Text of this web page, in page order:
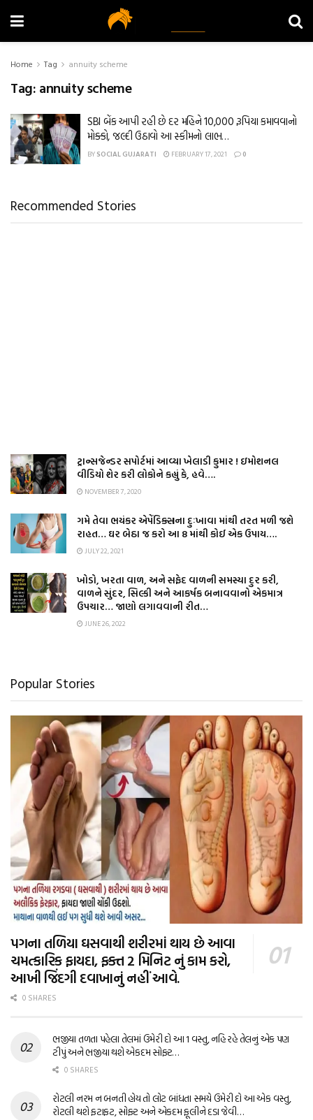
Home Tag annuity scheme
Tag: annuity scheme
SBI બેંક આપી રહી છે દર મહિને 10,000 રૂપિયા કમાવવાનો
મોક્કો, જલ્દી ઉઠાવો આ સ્કીમનો લાભ…
BY SOCIAL GUJARATI FEBRUARY 17, 2021 0
Recommended Stories
ટ્રાન્સજેન્ડર સપોર્ટમાં આવ્યા ખેલાડી કુમાર ! ઇમોશનલ
વીડિયો શેર કરી લોકોને કહ્યું કે, હવે….
NOVEMBER 7, 2020
ગમે તેવા ભયંકર એપેંડિક્સના દુઃખાવા માંથી તરત મળી જશે
રાહત… ઘર બેઠા જ કરો આ 8 માંથી કોઈ એક ઉપાય….
JULY 22, 2021
ખોડો, ખરતા વાળ, અને સફેદ વાળની સમસ્યા દુર કરી,
વાળને સુંદર, સિલ્કી અને આકર્ષક બનાવવાનો એકમાત્ર
ઉપચાર… જાણો લગાવવાની રીત…
JUNE 26, 2022
Popular Stories
પગના તળિયા ઘસવાથી શરીરમાં થાય છે આવા
ચમત્કારિક ફાયદા, ફક્ત 2 મિનિટ નું કામ કરો,
આખી જિંદગી દવાખાનું નહીં આવે.
0 SHARES
ભજીયા તળતા પહેલા તેલમાં ઉમેરી દો આ 1 વસ્તુ, નહિ રહે તેલનું એક પણ
ટીપું અને ભજીયા થશે એકદમ સોફ્ટ…
0 SHARES
રોટલી નરમ ન બનતી હોય તો લોટ બાંધતા સમયે ઉમેરી દો આ એક વસ્તુ,
રોટલી થશે ફટાફટ, સોફ્ટ અને એકદમ ફૂલીને દડા જેવી…